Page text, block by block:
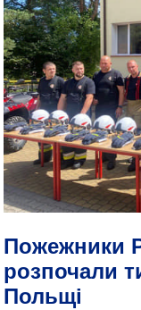
Пожежники
розпочали
Польщі